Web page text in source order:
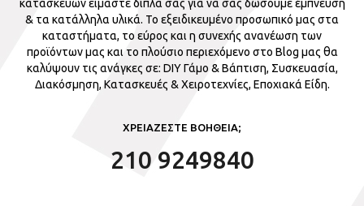
κατασκευών είμαστε δίπλα σας για να σας δώσουμε έμπνευση
& τα κατάλληλα υλικά. Το εξειδικευμένο προσωπικό μας στα
καταστήματα, το εύρος και η συνεχής ανανέωση των
προϊόντων μας και το πλούσιο περιεχόμενο στο Blog μας θα
καλύψουν τις ανάγκες σε: DIY Γάμο & Βάπτιση, Συσκευασία,
Διακόσμηση, Κατασκευές & Χειροτεχνίες, Εποχιακά Είδη.
ΧΡΕΙΑΖΕΣΤΕ ΒΟΗΘΕΙΑ;
210 9249840